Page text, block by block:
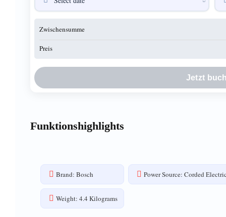
Zwischensumme
Preis
Jetzt
Funktionshighlights
Brand: Bosch Power Source: Corded
Weight: 4.4 Kilograms